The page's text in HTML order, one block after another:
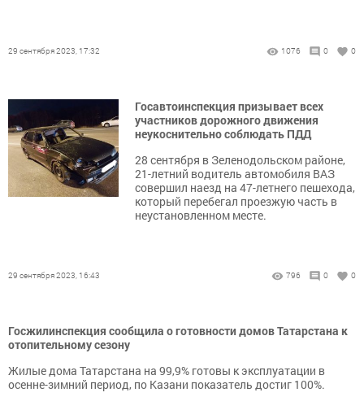
29 сентября 2023, 17:32 1076 0 0
Госавтоинспекция призывает всех
участников дорожного движения
неукоснительно соблюдать ПДД
28 сентября в Зеленодольском районе,
21-летний водитель автомобиля ВАЗ
совершил наезд на 47-летнего пешехода,
который перебегал проезжую часть в
неустановленном месте.
29 сентября 2023, 16:43 796 0 0
Госжилинспекция сообщила о готовности домов Татарстана к
отопительному сезону
Жилые дома Татарстана на 99,9% готовы к эксплуатации в
осенне-зимний период, по Казани показатель достиг 100%.